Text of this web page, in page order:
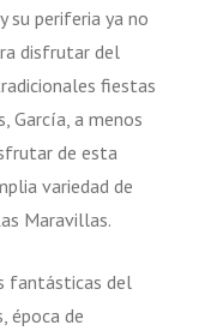
su periferia ya no
disfrutar del
fiestas
García, a menos
de esta
variedad de
Maravillas.
fantásticas del
época de